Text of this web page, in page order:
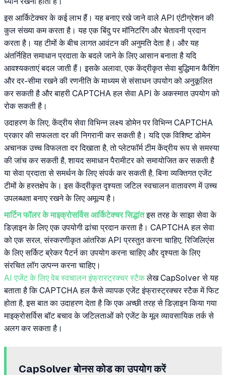
इस आर्किटेक्चर के कई लाभ हैं। यह बनाए रखे जाने वाले API एंटीग्रेशन की
कुल संख्या कम करता है। यह एक बिंदु पर मॉनिटरिंग और चेतावनी प्रदान
करता है। यह टीमों के बीच लागत आवंटन की अनुमति देता है। और यह
अंतर्निहित समाधान प्रदाता के बदले जाने के लिए आसान बनाता है यदि
आवश्यकताएं बदल जाती हैं। इसके अलावा, एक केंद्रीकृत सेवा बुद्धिमान कैशिंग
और दर-सीमा रखने की रणनीति के माध्यम से संसाधन उपयोग को अनुकूलित
कर सकती है और बाहरी CAPTCHA हल सेवा API के अकस्मात उपयोग को
रोक सकती है।
उदाहरण के लिए, केंद्रीय सेवा विभिन्न लक्ष्य डोमेन पर विभिन्न CAPTCHA
प्रकार की सफलता दर की निगरानी कर सकती है। यदि एक विशिष्ट डोमेन
अचानक उच्च विफलता दर दिखाता है, तो प्लेटफॉर्म टीम केंद्रीय रूप से समस्या
की जांच कर सकती है, शायद समाधान पैरामीटर को समायोजित कर सकती है
या सेवा प्रदाता से समर्थन के लिए संपर्क कर सकती है, बिना व्यक्तिगत एजेंट
टीमों के हस्तक्षेप के। इस केंद्रीकृत दृश्यता जटिल स्वचालन वातावरण में उच्च
उपलब्धता बनाए रखने के लिए अमूल्य है।
मार्टिन फॉलर के माइक्रोसर्विस आर्किटेक्चर सिद्धांतइस तरह के साझा सेवा के
डिज़ाइन के लिए एक उपयोगी ढांचा प्रदान करता है। CAPTCHA हल सेवा
को एक सरल, संस्करणीकृत आंतरिक API प्रस्तुत करना चाहिए, रिजिलिएंस
के लिए सर्किट ब्रेकर पैटर्न का उपयोग करना चाहिए और दृश्यता के लिए
संरचित लॉग उत्पन्न करना चाहिए।
AI एजेंट के लिए वेब स्वचालन इंफ्रास्ट्रक्चर स्टैकलेख CapSolver से यह
बताता है कि CAPTCHA हल कैसे व्यापक एजेंट इंफ्रास्ट्रक्चर स्टैक में फिट
होता है, इस बात का उदाहरण देता है कि एक अच्छी तरह से डिज़ाइन किया गया
माइक्रोसर्विस बॉट बचाव के जटिलताओं को एजेंट के मूल व्यावसायिक तर्क से
अलग कर सकता है।
CapSolver बोनस कोड का उपयोग करें